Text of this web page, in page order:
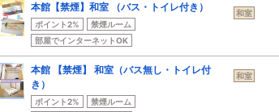
本館【禁煙】和室 （バス・トイレ付き）
ポイント2%
禁煙ルーム
部屋でインターネットOK
和室
本館 【禁煙】 和室（バス無し・トイレ付
き）
ポイント2%
禁煙ルーム
和室